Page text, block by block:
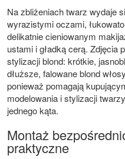
Na zbliżeniach twarz wydaje
wyrazistymi oczami,
delikatnie cieniowanym
ustami i gładką cerą. Zdjęcia
stylizacji blond: krótkie,
dłuższe, falowane blond
ponieważ pomagają
modelowania i stylizacji
jednego kąta.
Montaż
praktyczne